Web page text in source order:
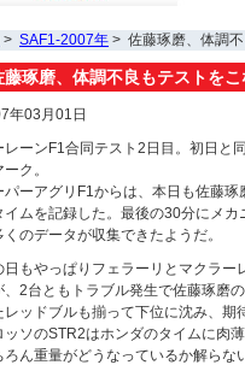
> SAF1-2007年 > 佐藤琢磨、体調
藤琢磨、体調不良もテストを
年03月01日
レーンF1合同テスト2日目。初日と
ク。
パーアグリF1からは、本日も佐藤
イムを記録した。最後の30分にメ
くのデータが収集できたようだ。
日もやっぱりフェラーリとマクラー
、2台ともトラブル発生で佐藤琢磨の
レッドブルも揃って下位に沈み、
ッソのSTR2はホンダのタイムに肉
ろん重量がどうなっているか解ら